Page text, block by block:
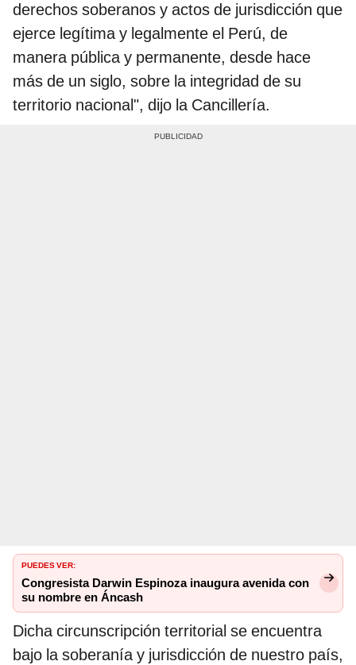
derechos soberanos y actos de jurisdicción que
ejerce legítima y legalmente el Perú, de
manera pública y permanente, desde hace
más de un siglo, sobre la integridad de su
territorio nacional", dijo la Cancillería.
PUEDES VER:
Congresista Darwin Espinoza inaugura avenida con
su nombre en Áncash
Dicha circunscripción territorial se encuentra
bajo la soberanía y jurisdicción de nuestro país,